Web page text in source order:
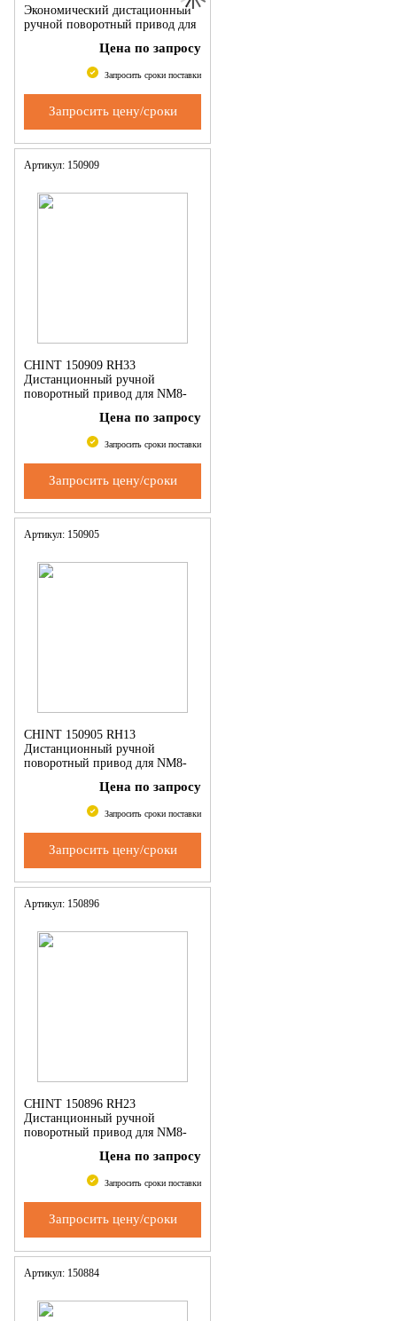
Экономический дистационный
ручной поворотный привод для
Цена по запросу
Запросить сроки поставки
Запросить цену/сроки
Артикул: 150909
CHINT 150909 RH33
Дистанционный ручной
поворотный привод для NM8-
Цена по запросу
Запросить сроки поставки
Запросить цену/сроки
Артикул: 150905
CHINT 150905 RH13
Дистанционный ручной
поворотный привод для NM8-
Цена по запросу
Запросить сроки поставки
Запросить цену/сроки
Артикул: 150896
CHINT 150896 RH23
Дистанционный ручной
поворотный привод для NM8-
Цена по запросу
Запросить сроки поставки
Запросить цену/сроки
Артикул: 150884